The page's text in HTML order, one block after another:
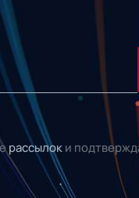
рассылок и